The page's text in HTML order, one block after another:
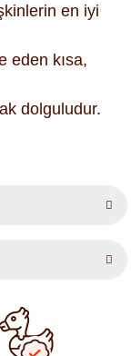
en iyi
eden kısa,
dolguludur.
formunu